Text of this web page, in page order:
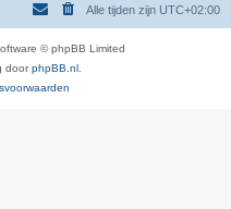
Alle tijden zijn UTC+02:00
© phpBB Limited
doorphpBB.nl